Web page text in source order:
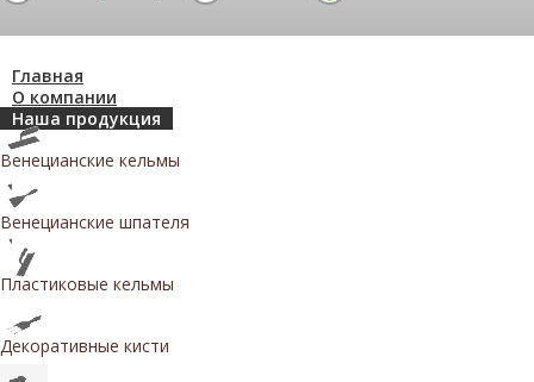
Главная
О компании
Наша продукция
Венецианские кельмы
Венецианские шпателя
Пластиковые кельмы
Декоративные кисти